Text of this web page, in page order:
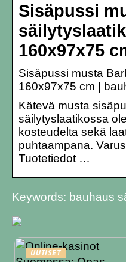
Sisäpussi
160x97x75
Sisäpussi musta
160x97x75 cm |
Kätevä musta
säilytyslaatikossa
kosteudelta sekä
puhtaampana.
Tuotetiedot …
Keywords: bauhaus
UUTISET